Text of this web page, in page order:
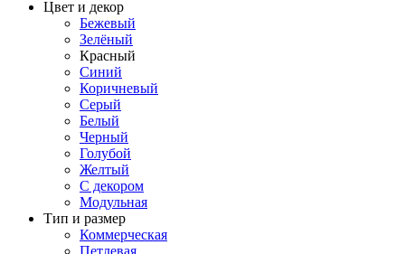
Цвет и декор
Бежевый
Зелёный
Красный
Синий
Коричневый
Серый
Белый
Черный
Голубой
Желтый
С декором
Модульная
Тип и размер
Коммерческая
Петлевая